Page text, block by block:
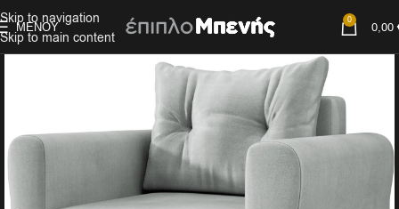
Skip to navigation
Skip to main content
ΜΕΝΟΎ 0 0,00